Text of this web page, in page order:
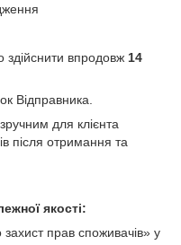
впродовж 14
Відправника.
для клієнта
після отримання та
якості:
захист прав споживачів» у